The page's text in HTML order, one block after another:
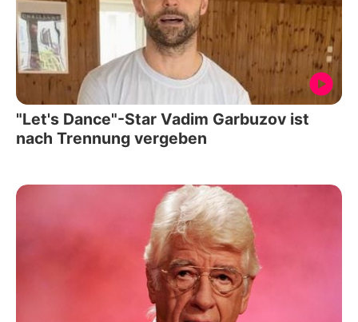
"Let's Dance"-Star Vadim Garbuzov ist
nach Trennung vergeben